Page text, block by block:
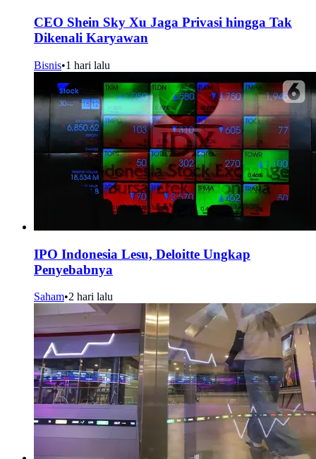
CEO Shein Sky Xu Jaga Privasi hingga Tak
Dikenali Karyawan
Bisnis•1 hari lalu
IPO Indonesia Lesu, Deloitte Ungkap
Penyebabnya
Saham•2 hari lalu